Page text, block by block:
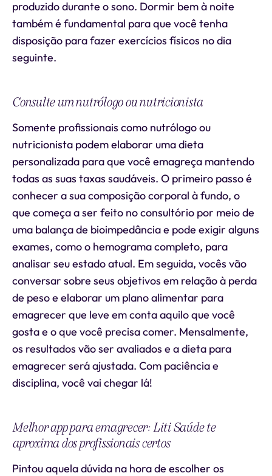
produzido durante o sono. Dormir bem à noite
também é fundamental para que você tenha
disposição para fazer exercícios físicos no dia
seguinte.
Consulte um nutrólogo ou nutricionista
Somente profissionais como nutrólogo ou
nutricionista podem elaborar uma dieta
personalizada para que você emagreça mantendo
todas as suas taxas saudáveis. O primeiro passo é
conhecer a sua composição corporal à fundo, o
que começa a ser feito no consultório por meio de
uma balança de bioimpedância e pode exigir alguns
exames, como o hemograma completo, para
analisar seu estado atual. Em seguida, vocês vão
conversar sobre seus objetivos em relação à perda
de peso e elaborar um plano alimentar para
emagrecer que leve em conta aquilo que você
gosta e o que você precisa comer. Mensalmente,
os resultados vão ser avaliados e a dieta para
emagrecer será ajustada. Com paciência e
disciplina, você vai chegar lá!
Melhor app para emagrecer: Liti Saúde te
aproxima dos profissionais certos
Pintou aquela dúvida na hora de escolher os